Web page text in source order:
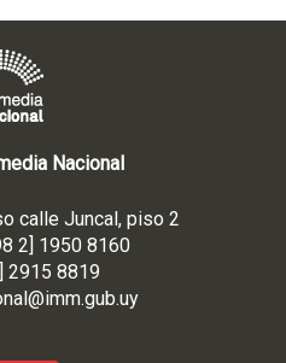
Nacional
calle Juncal, piso 2
2] 1950 8160
2915 8819
.uy